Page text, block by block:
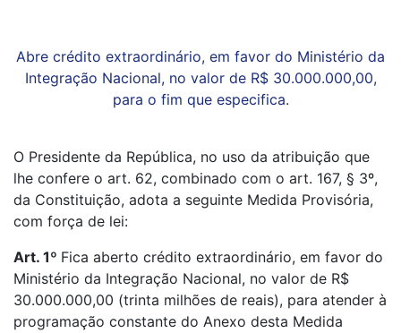
Abre crédito extraordinário, em favor do Ministério da
Integração Nacional, no valor de R$ 30.000.000,00,
para o fim que especifica.
O Presidente da República, no uso da atribuição que
lhe confere o art. 62, combinado com o art. 167, § 3º,
da Constituição, adota a seguinte Medida Provisória,
com força de lei:
Art. 1º Fica aberto crédito extraordinário, em favor do
Ministério da Integração Nacional, no valor de R$
30.000.000,00 (trinta milhões de reais), para atender à
programação constante do Anexo desta Medida